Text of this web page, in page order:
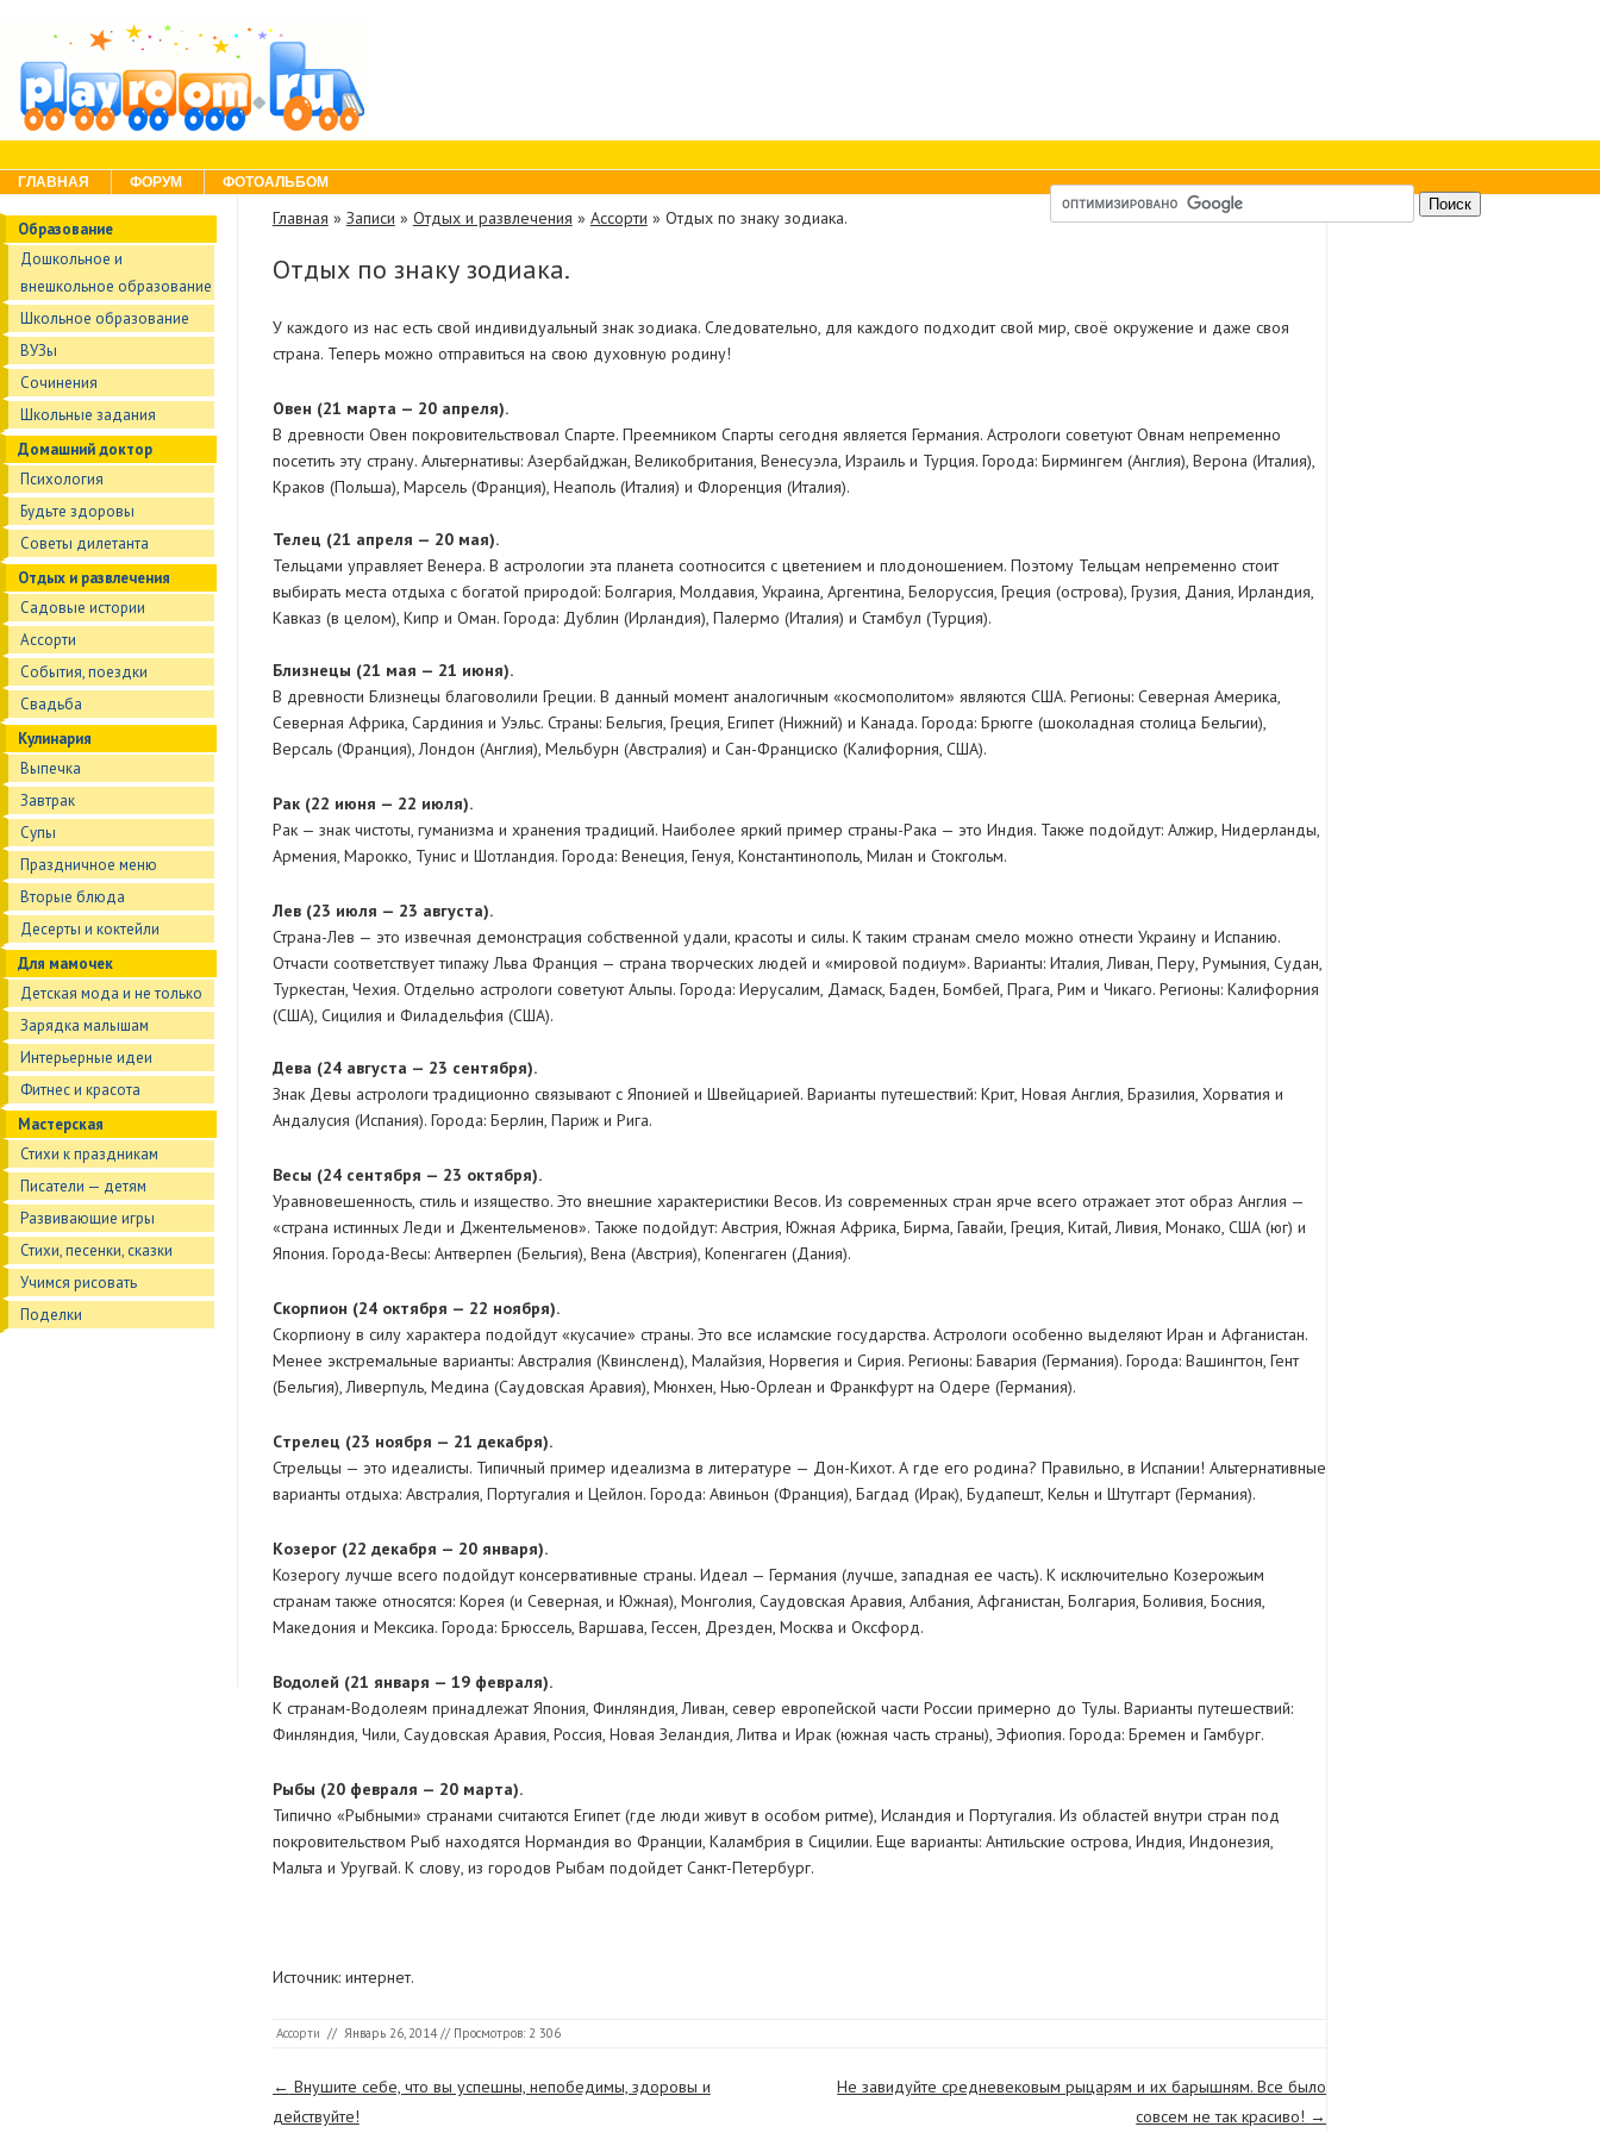
Menu
Skip to content
ГЛАВНАЯ ФОРУМ ФОТОАЛЬБОМ
Образование
Дошкольное и
внешкольное образование
Школьное образование
ВУЗы
Сочинения
Школьные задания
Домашний доктор
Психология
Будьте здоровы
Советы дилетанта
Отдых и развлечения
Садовые истории
Ассорти
События, поездки
Свадьба
Кулинария
Выпечка
Завтрак
Супы
Праздничное меню
Вторые блюда
Десерты и коктейли
Для мамочек
Детская мода и не только
Зарядка малышам
Интерьерные идеи
Фитнес и красота
Мастерская
Стихи к праздникам
Писатели — детям
Развивающие игры
Стихи, песенки, сказки
Учимся рисовать
Поделки
Главная » Записи » Отдых и развлечения » Ассорти » Отдых по знаку зодиака.
Отдых по знаку зодиака.
У каждого из нас есть свой индивидуальный знак зодиака. Следовательно, для каждого подходит свой мир, своё окружение и даже своя
страна. Теперь можно отправиться на свою духовную родину!
Oвeн (21 мapтa — 20 aпpeля).
В древности Овен покровительствовал Спарте. Преемником Спарты сегодня является Германия. Астрологи советуют Овнам непременно
посетить эту страну. Альтернативы: Азербайджан, Великобритания, Венесуэла, Израиль и Турция. Города: Бирмингем (Англия), Верона (Италия),
Краков (Польша), Марсель (Франция), Неаполь (Италия) и Флоренция (Италия).
Teлeц (21 aпpeля — 20 мaя).
Тельцами управляет Венера. В астрологии эта планета соотносится с цветением и плодоношением. Поэтому Тельцам непременно стоит
выбирать места отдыха с богатой природой: Болгария, Молдавия, Украина, Аргентина, Белоруссия, Греция (острова), Грузия, Дания, Ирландия,
Кавказ (в целом), Кипр и Оман. Города: Дублин (Ирландия), Палермо (Италия) и Стамбул (Турция).
Близнeцы (21 мaя — 21 июня).
В древности Близнецы благоволили Греции. В данный момент аналогичным «космополитом» являются США. Регионы: Северная Америка,
Северная Африка, Сардиния и Уэльс. Страны: Бельгия, Греция, Египет (Нижний) и Канада. Города: Брюгге (шоколадная столица Бельгии),
Версаль (Франция), Лондон (Англия), Мельбурн (Австралия) и Сан-Франциско (Калифорния, США).
Paк (22 июня — 22 июля).
Рак — знак чистоты, гуманизма и хранения традиций. Наиболее яркий пример страны-Рака — это Индия. Также подойдут: Алжир, Нидерланды,
Армения, Марокко, Тунис и Шотландия. Города: Венеция, Генуя, Константинополь, Милан и Стокгольм.
Лeв (23 июля — 23 августа).
Страна-Лев — это извечная демонстрация собственной удали, красоты и силы. К таким странам смело можно отнести Украину и Испанию.
Отчасти соответствует типажу Льва Франция — страна творческих людей и «мировой подиум». Варианты: Италия, Ливан, Перу, Румыния, Судан,
Туркестан, Чехия. Отдельно астрологи советуют Альпы. Города: Иерусалим, Дамаск, Баден, Бомбей, Прага, Рим и Чикаго. Регионы: Калифорния
(США), Сицилия и Филадельфия (США).
Дeвa (24 августа — 23 сентября).
Знак Девы астрологи традиционно связывают с Японией и Швейцарией. Варианты путешествий: Крит, Новая Англия, Бразилия, Хорватия и
Андалусия (Испания). Города: Берлин, Париж и Рига.
Becы (24 ceнтябpя — 23 oктябpя).
Уравновешенность, стиль и изящество. Это внешние характеристики Весов. Из современных стран ярче всего отражает этот образ Англия —
«страна истинных Леди и Джентельменов». Также подойдут: Австрия, Южная Африка, Бирма, Гавайи, Греция, Китай, Ливия, Монако, США (юг) и
Япония. Города-Весы: Антверпен (Бельгия), Вена (Австрия), Копенгаген (Дания).
Cкopпиoн (24 oктябpя — 22 нoябpя).
Скорпиону в силу характера подойдут «кусачие» страны. Это все исламские государства. Астрологи особенно выделяют Иран и Афганистан.
Менее экстремальные варианты: Австралия (Квинсленд), Малайзия, Норвегия и Сирия. Регионы: Бавария (Германия). Города: Вашингтон, Гент
(Бельгия), Ливерпуль, Медина (Саудовская Аравия), Мюнхен, Нью-Орлеан и Франкфурт на Одере (Германия).
Cтpeлeц (23 нoябpя — 21 дeкaбpя).
Стрельцы — это идеалисты. Типичный пример идеализма в литературе — Дон-Кихот. А где его родина? Правильно, в Испании! Альтернативные
варианты отдыха: Австралия, Португалия и Цейлон. Города: Авиньон (Франция), Багдад (Ирак), Будапешт, Кельн и Штутгарт (Германия).
Кoзepoг (22 дeкaбpя — 20 янвapя).
Козерогу лучше всего подойдут консервативные страны. Идеал — Германия (лучше, западная ее часть). К исключительно Козерожьим
странам также относятся: Корея (и Северная, и Южная), Монголия, Саудовская Аравия, Албания, Афганистан, Болгария, Боливия, Босния,
Македония и Мексика. Города: Брюссель, Варшава, Гессен, Дрезден, Москва и Оксфорд.
Boдoлeй (21 янвapя — 19 фeвpaля).
К странам-Водолеям принадлежат Япония, Финляндия, Ливан, север европейской части России примерно до Тулы. Варианты путешествий:
Финляндия, Чили, Саудовская Аравия, Россия, Новая Зеландия, Литва и Ирак (южная часть страны), Эфиопия. Города: Бремен и Гамбург.
Pыбы (20 фeвpaля — 20 мapтa).
Типично «Рыбными» странами считаются Египет (где люди живут в особом ритме), Исландия и Португалия. Из областей внутри стран под
покровительством Рыб находятся Нормандия во Франции, Каламбрия в Сицилии. Еще варианты: Антильские острова, Индия, Индонезия,
Мальта и Уругвай. К слову, из городов Рыбам подойдет Санкт-Петербург.
Источник: интернет.
Ассорти // Январь 26, 2014// Просмотров: 2 306
Страницы
← Внушите себе, что вы успешны, непобедимы, здоровы и
действуйте!
Не завидуйте средневековым рыцарям и их барышням. Все было
совсем не так красиво! →